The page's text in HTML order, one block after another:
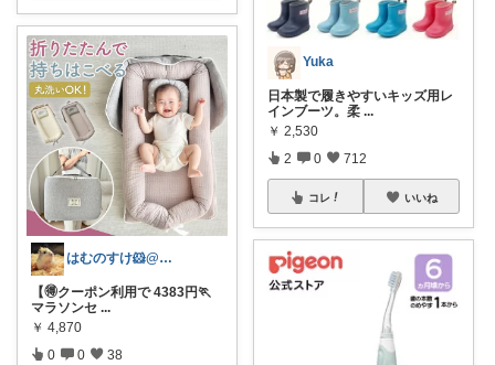
はむのすけ🐹@美味しいもの&季節の商品
【🉐クーポン利用で 4383円🏃
マラソンセ ...
￥ 4,870
0 0 38
Yuka
日本製で履きやすいキッズ用レ
インブーツ。柔 ...
￥ 2,530
2 0 712
コレ いいね